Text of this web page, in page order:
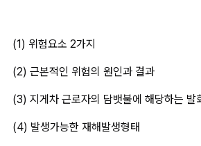
(1) 위험요소 2가지
(2) 근본적인 위험의 원인과 결과
(3) 지게차 근로자의 담뱃불에 해당하는 발
(4) 발생가능한 재해발생형태